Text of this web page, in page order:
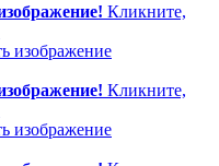
Кликните,
Кликните,